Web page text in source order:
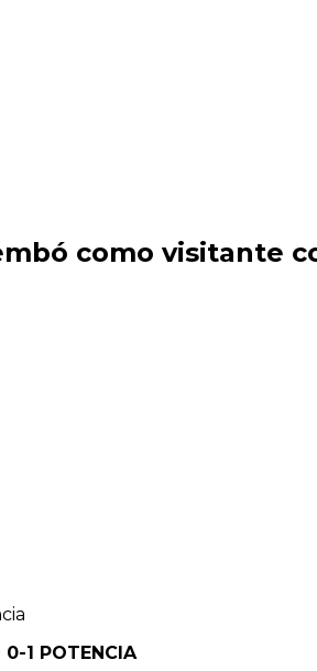
como visitante
0-1 POTENCIA